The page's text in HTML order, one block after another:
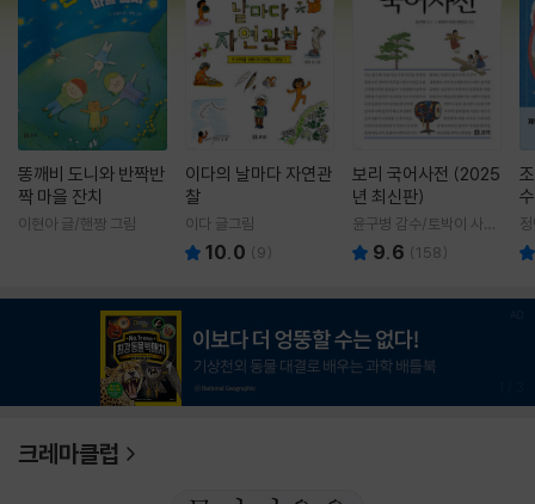
똥깨비 도니와 반짝반
짝 마을 잔치
이현아 글/핸짱 그림
이다의 날마다 자연관
찰
이다 글그림
10.0 (9)
보리 국어사전 (2025
년 최신판)
윤구병 감수/토박이 사전
편찬실 편
9.6 (158)
크레마클럽